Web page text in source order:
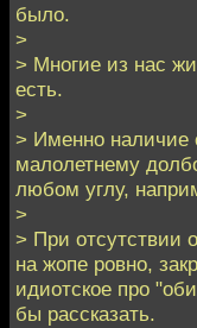
было.
>
> Многие из нас
есть.
>
> Именно наличие
малолетнему
любом углу,
>
> При отсутствии
на жопе ровно,
идиотское про
бы рассказать.